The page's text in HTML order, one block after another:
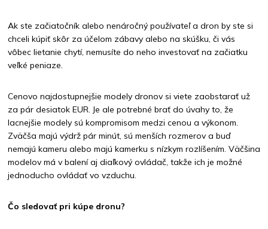
Ak ste začiatočník alebo nenáročný používateľ a dron by ste si
chceli kúpiť skôr za účelom zábavy alebo na skúšku, či vás
vôbec lietanie chytí, nemusíte do neho investovať na začiatku
veľké peniaze.
Cenovo najdostupnejšie modely dronov si viete zaobstarať už
za pár desiatok EUR. Je ale potrebné brať do úvahy to, že
lacnejšie modely sú kompromisom medzi cenou a výkonom.
Zväčša majú výdrž pár minút, sú menších rozmerov a buď
nemajú kameru alebo majú kamerku s nízkym rozlíšením. Väčšina
modelov má v balení aj diaľkový ovládač, takže ich je možné
jednoducho ovládať vo vzduchu.
Čo sledovať pri kúpe dronu?